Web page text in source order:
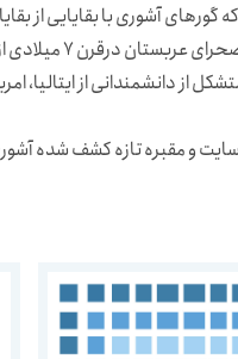
آشوری با بقایایی از
7 میلادی ازمیان رفته‌اند.»
دانشمندانی از ایتالیا،
و مقبره تازه کشف شده